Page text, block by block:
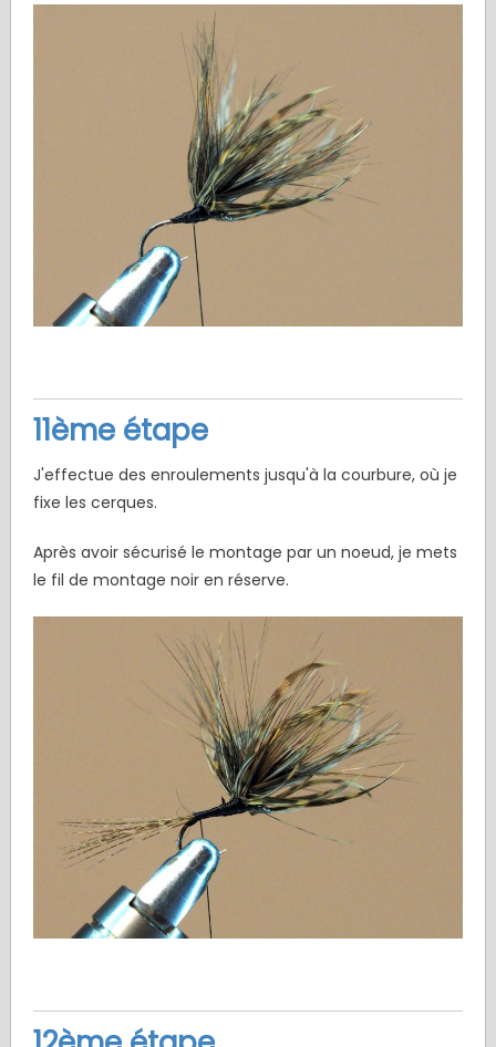
11ème étape
J'effectue des enroulements jusqu'à la courbure, où je
fixe les cerques.
Après avoir sécurisé le montage par un noeud, je mets
le fil de montage noir en réserve.